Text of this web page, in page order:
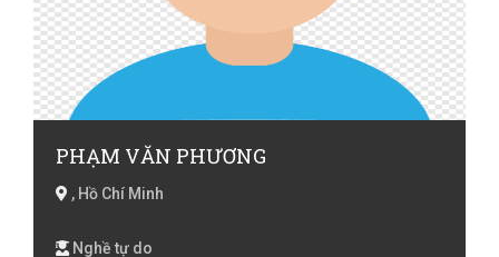
PHẠM VĂN PHƯƠNG
, Hồ Chí Minh
Nghề tự do